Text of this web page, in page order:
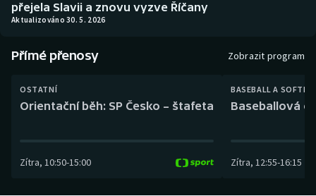
Boby a skeleton
Box
Curling
AZ kvíz
přejela Slavii a znovu vyzve Říčany
Aktualizováno 30. 5. 2026
Přímé přenosy Zobrazit program
OSTATNÍ
Orientační běh: SP Česko – štafeta
Zítra, 10:50-15:00
BASEBALL A
Baseballová
Zítra, 12:55-16:15